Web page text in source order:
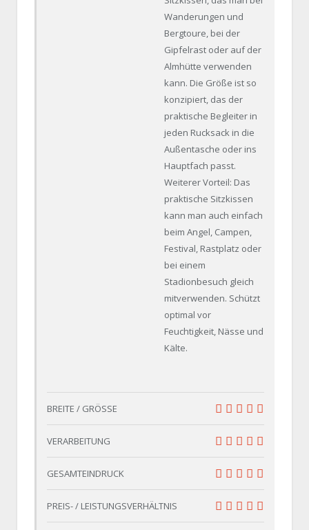
Wanderungen und
Bergtoure, bei der
Gipfelrast oder auf der
Almhütte verwenden
kann. Die Größe ist so
konzipiert, das der
praktische Begleiter in
jeden Rucksack in die
Außentasche oder ins
Hauptfach passt.
Weiterer Vorteil: Das
praktische Sitzkissen
kann man auch einfach
beim Angel, Campen,
Festival, Rastplatz oder
bei einem
Stadionbesuch gleich
mitverwenden. Schützt
optimal vor
Feuchtigkeit, Nässe und
Kälte.
BREITE / GRÖSSE
VERARBEITUNG
GESAMTEINDRUCK
PREIS- / LEISTUNGSVERHÄLTNIS